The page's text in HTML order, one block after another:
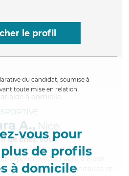
le profil
du candidat, soumise à
toute mise en relation
vous pour
de profils
à domicile
SPORTIVE
A., Nice
de chez Vous
et expérimentée, Laura a 6 ans
un BEP Carrières Sanitaires et